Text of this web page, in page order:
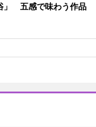
」 五感で味わう作品